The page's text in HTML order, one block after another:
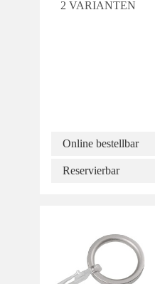
2 VARIANTEN
Online bestellbar
Reservierbar